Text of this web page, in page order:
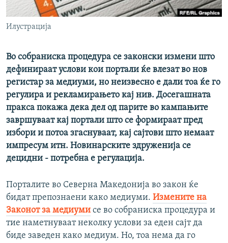
Илустрација
Во собраниска процедура се законски измени што
дефинираат услови кои портали ќе влезат во нов
регистар за медиуми, но неизвесно е дали тоа ќе го
регулира и рекламирањето кај нив. Досегашната
пракса покажа дека дел од парите во кампањите
завршуваат кај портали што се формираат пред
избори и потоа згаснуваат, кај сајтови што немаат
импресум итн. Новинарските здруженија се
децидни - потребна е регулација.
Порталите во Северна Македонија во закон ќе
бидат препознаени како медиуми. Измените на
Законот за медиуми се во собраниска процедура и
тие наметнуваат неколку услови за еден сајт да
биде заведен како медиум. Но, тоа нема да го